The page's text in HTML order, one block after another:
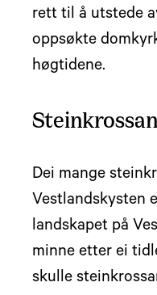
rett til å utstede
oppsøkte
høgtidene.
Dei mange
Vestlandskysten
landskapet på
minne etter ei
skulle